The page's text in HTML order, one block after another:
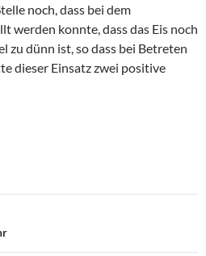
noch, dass bei dem
werden konnte, dass das Eis noch
zu dünn ist, so dass bei Betreten
dieser Einsatz zwei positive